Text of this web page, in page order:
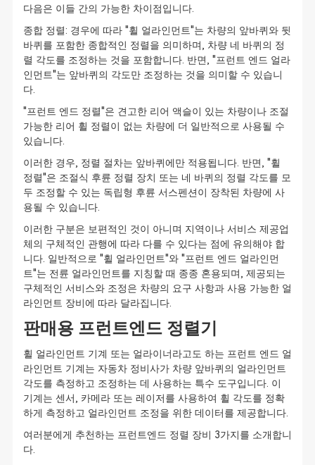
다음은 이들 간의 가능한 차이점입니다.
종합 정렬: 경우에 따라 "휠 얼라인먼트"는 차량의 앞바퀴와 뒷
바퀴를 포함한 종합적인 정렬을 의미하며, 차량 네 바퀴의 정
렬 각도를 조정하는 것을 포함합니다. 반면, "프런트 엔드 얼라
인먼트"는 앞바퀴의 각도만 조정하는 것을 의미할 수 있습니
다.
"프런트 엔드 정렬"은 견고한 리어 액슬이 있는 차량이나 조절
가능한 리어 휠 정렬이 없는 차량에 더 일반적으로 사용될 수
있습니다.
이러한 경우, 정렬 절차는 앞바퀴에만 적용됩니다. 반면, "휠
정렬"은 조절식 후륜 정렬 장치 또는 네 바퀴의 정렬 각도를 모
두 조정할 수 있는 독립형 후륜 서스펜션이 장착된 차량에 사
용될 수 있습니다.
이러한 구분은 보편적인 것이 아니며 지역이나 서비스 제공업
체의 구체적인 관행에 따라 다를 수 있다는 점에 유의해야 합
니다. 일반적으로 "휠 얼라인먼트"와 "프런트 엔드 얼라인먼
트"는 전륜 얼라인먼트를 지칭할 때 종종 혼용되며, 제공되는
구체적인 서비스와 조정은 차량의 요구 사항과 사용 가능한 얼
라인먼트 장비에 따라 달라집니다.
판매용 프런트엔드 정렬기
휠 얼라인먼트 기계 또는 얼라이너라고도 하는 프런트 엔드 얼
라인먼트 기계는 자동차 정비사가 차량 앞바퀴의 얼라인먼트
각도를 측정하고 조정하는 데 사용하는 특수 도구입니다. 이
기계는 센서, 카메라 또는 레이저를 사용하여 휠 각도를 정확
하게 측정하고 얼라인먼트 조정을 위한 데이터를 제공합니다.
여러분에게 추천하는 프런트엔드 정렬 장비 3가지를 소개합니
다.